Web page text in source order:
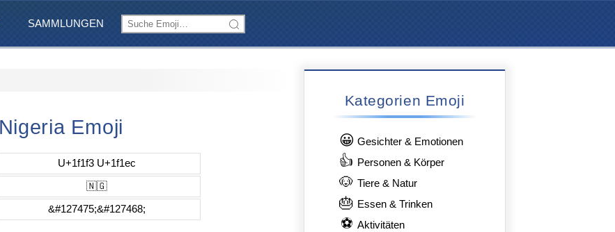
SAMMLUNGEN
Emoji
U+1f1f3 U+1f1ec
🇳🇬
&#127475;&#127468;
Kategorien Emoji
😀 Gesichter & Emotionen
👍 Personen & Körper
🐶 Tiere & Natur
🎂 Essen & Trinken
⚽ Aktivitäten